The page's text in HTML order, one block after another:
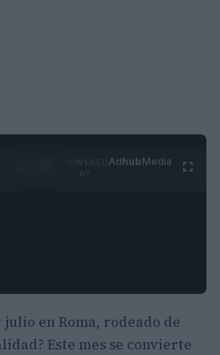
Adhub Media
julio en Roma, rodeado de
Este mes se convierte